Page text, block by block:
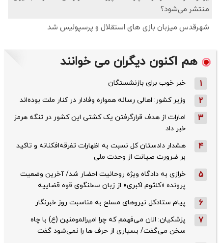
هم اکنون دیگران می خوانند
1 خبر خوب برای بازنشستگان
2 وزیر کشور: اهالی رسانه همواره وفادار در کنار ملت بوده‌اند
3
امارات از هدف قرارگرفتن یک کشتی این کشور در تنگه هرمز
خبر داد
4
هشدار دادستان کل نسبت به اظهارات تفرقه‌افکنانه و تاکید
بر ضرورت صیانت از وحدت ملی
5
خرازی به دادگاه ویژه روحانیت احضار شد/ آخرین وضعیت
پرونده «کلثوم اکبری» از زبان سخنگوی قوه قضاییه
6 پیام ستادکل نیروهای مسلح به مناسبت روز خبرنگار
7
پزشکیان: الان می‌فهمم که چرا امیرالمومنین (ع) با چاه
سخن می‌گفت/ بسیاری از حرف ها را نمی‌شود گفت